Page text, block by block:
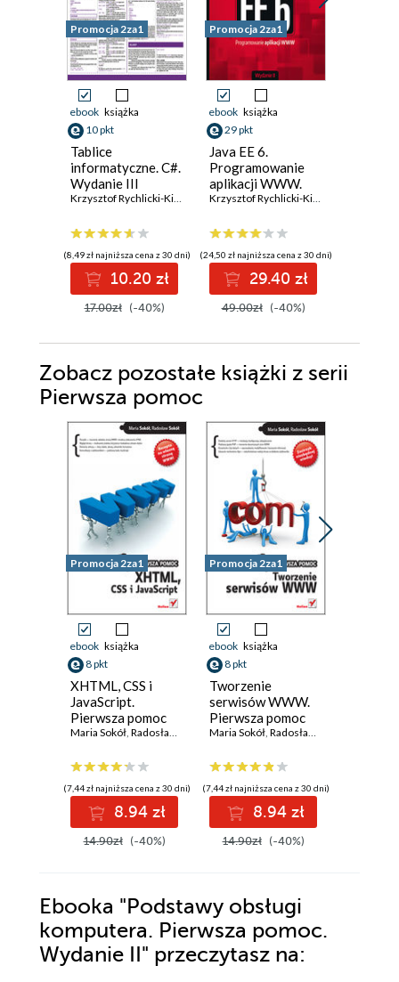
Promocja 2za1
ebook książka
10 pkt
Tablice
informatyczne. C#.
Wydanie III
Krzysztof Rychlicki-Kicior
(8,49 zł najniższa cena z 30 dni)
10.20 zł
17.00zł (-40%)
Promocja 2za1
ebook książka
29 pkt
Java EE 6.
Programowanie
aplikacji WWW.
Wydanie II
Krzysztof Rychlicki-Kicior
(24,50 zł najniższa cena z 30 dni)
29.40 zł
49.00zł (-40%)
Zobacz pozostałe książki z serii
Pierwsza pomoc
Promocja 2za1
ebook książka
8 pkt
XHTML, CSS i
JavaScript.
Pierwsza pomoc
Maria Sokół Radosław Sokół
(7,44 zł najniższa cena z 30 dni)
8.94 zł
14.90zł (-40%)
Promocja 2za1
ebook książka
8 pkt
Tworzenie
serwisów WWW.
Pierwsza pomoc
Maria Sokół Radosław Sokół
(7,44 zł najniższa cena z 30 dni)
8.94 zł
14.90zł (-40%)
Ebooka "Podstawy obsługi
komputera. Pierwsza pomoc.
Wydanie II" przeczytasz na: